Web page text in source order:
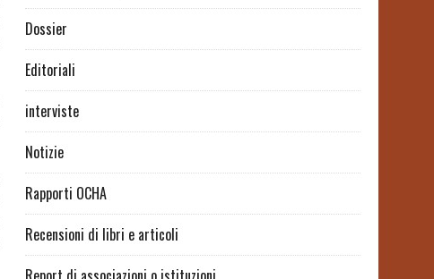
Dossier
Editoriali
interviste
Notizie
Rapporti OCHA
Recensioni di libri e articoli